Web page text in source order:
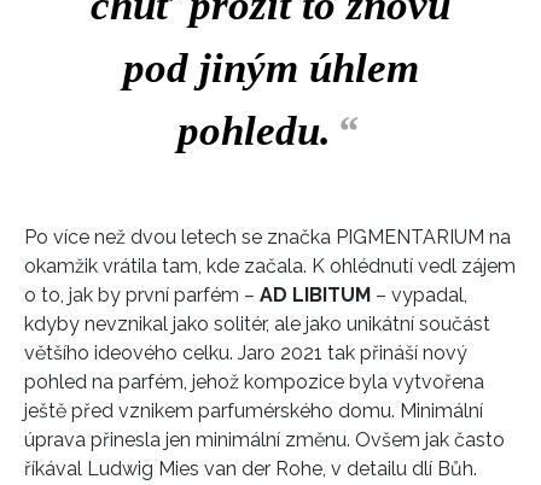
pod jiným úhlem
pohledu. “
Po více než dvou letech se značka PIGMENTARIUM na
okamžik vrátila tam, kde začala. K ohlédnutí vedl zájem
o to, jak by první parfém – AD LIBITUM – vypadal,
kdyby nevznikal jako solitér, ale jako unikátní součást
většího ideového celku. Jaro 2021 tak přináší nový
pohled na parfém, jehož kompozice byla vytvořena
ještě před vznikem parfumérského domu. Minimální
úprava přinesla jen minimální změnu. Ovšem jak často
říkával Ludwig Mies van der Rohe, v detailu dlí Bůh.